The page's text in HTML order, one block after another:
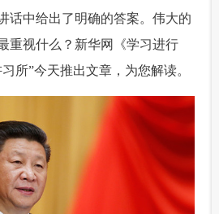
彩票 食品
信息化 数据
无人机
新华电视英文 返回PC
话中给出了明确的答案。伟大的
重视什么？新华网《学习进行
所”今天推出文章，为您解读。